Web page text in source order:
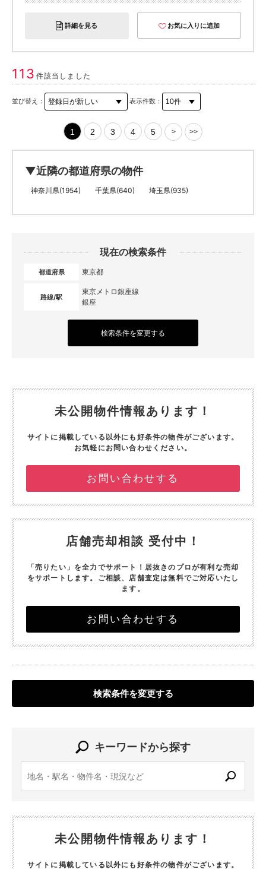
詳細を見る お気に入りに追加
113 件該当しました
並び替え： 表示件数：
1 2 3 4 5 > >>
▼近隣の都道府県の物件
神奈川県(1954) 千葉県(640) 埼玉県(935)
現在の検索条件
都道府県 東京都
路線/駅
東京メトロ銀座線
銀座
検索条件を変更する
未公開物件情報あります！
サイトに掲載している以外にも好条件の物件がございます。
お気軽にお問い合わせください。
お問い合わせする
店舗売却相談 受付中！
「売りたい」を全力でサポート！ 居抜きのプロが有利な売却
をサポートします。 ご相談、店舗査定は無料でご対応いたし
ます。
お問い合わせする
検索条件を変更する
キーワードから探す
未公開物件情報あります！
サイトに掲載している以外にも好条件の物件がございます。